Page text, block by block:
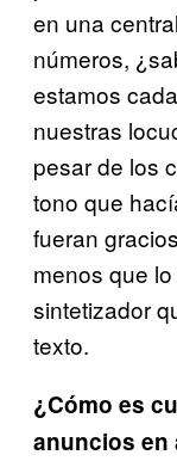
en una
números,
estamos
nuestras
pesar de los
tono que
fueran
menos que
sintetizador
texto.
¿Cómo es
anuncios en